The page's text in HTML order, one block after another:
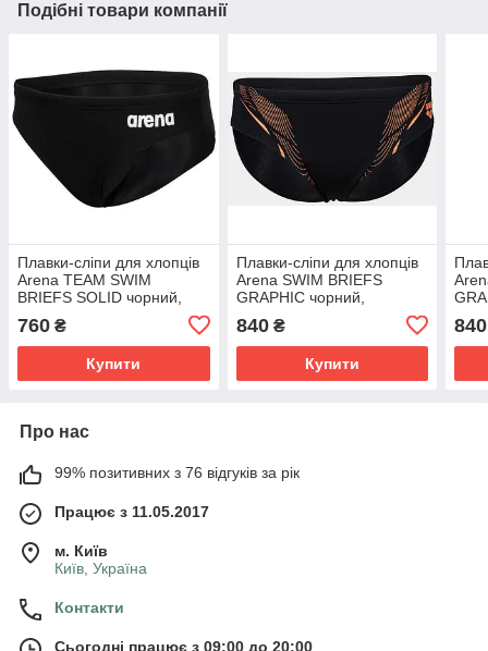
Подібні товари компанії
Плавки-сліпи для хлопців
Arena TEAM SWIM
BRIEFS SOLID чорний,
760 ₴
Купити
Плавки-сліпи для хлопців
Arena SWIM BRIEFS
GRAPHIC чорний,
помаранчевий Діт 116см
840₴
Купити
840
Про нас
99% позитивних з 76 відгуків за рік
Працює з 11.05.2017
м. Київ
Київ, Україна
Контакти
Сьогодні працює з 09:00 до 20:00